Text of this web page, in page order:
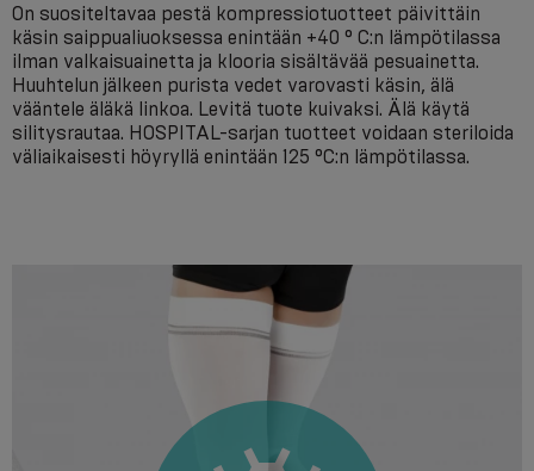
On suositeltavaa pestä kompressiotuotteet päivittäin
käsin saippualiuoksessa enintään +40 ° С:n lämpötilassa
ilman valkaisuainetta ja klooria sisältävää pesuainetta.
Huuhtelun jälkeen purista vedet varovasti käsin, älä
vääntele äläkä linkoa. Levitä tuote kuivaksi. Älä käytä
silitysrautaa. HOSPITAL-sarjan tuotteet voidaan steriloida
väliaikaisesti höyryllä enintään 125 °C:n lämpötilassa.